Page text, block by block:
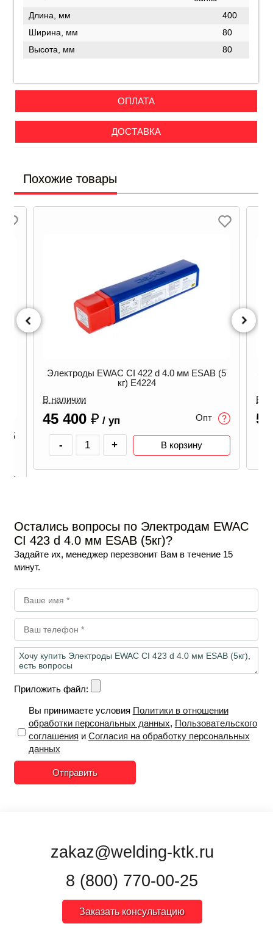
Длина, мм
400
Ширина, мм
80
Высота, мм
80
ОПЛАТА
ДОСТАВКА
Похожие товары
(5
Электроды EWAC CI 422 d 4.0 мм ESAB (5
кг) E4224
В наличии
45 400 ₽ / уп Опт
- + В корзину
В
Остались вопросы по Электродам EWAC
CI 423 d 4.0 мм ESAB (5кг)?
Задайте их, менеджер перезвонит Вам в течение 15
минут.
Приложить файл:
Вы принимаете условия Политики в отношении
обработки персональных данных, Пользовательского
соглашения и Согласия на обработку персональных
данных
Отправить
zakaz@welding-ktk.ru
8 (800) 770-00-25
Заказать консультацию